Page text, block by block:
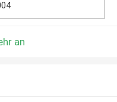
an